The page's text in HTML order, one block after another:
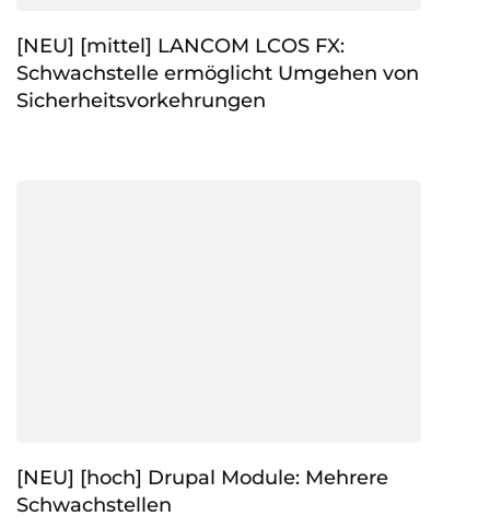
[NEU] [mittel] LANCOM LCOS FX:
Schwachstelle ermöglicht Umgehen von
Sicherheitsvorkehrungen
[NEU] [hoch] Drupal Module: Mehrere
Schwachstellen